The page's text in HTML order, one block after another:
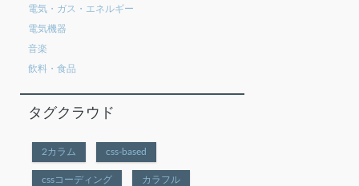
電気・ガス・エネルギー
電気機器
音楽
飲料・食品
タグクラウド
2カラム css-based
cssコーディング カラフル